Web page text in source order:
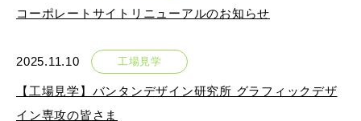
- 販促グッズ
- オンデマンド印刷
- 高精細印刷
- 設備一覧・沿革
- アクセス
- ぎぞらーず
- 工場見学のお問い合わせ
ブログ（印刷マニアック）
コーポレートサイトリニューアルのお知らせ
2025.11.10 工場見学
【工場見学】バンタンデザイン研究所 グラフィックデザ
イン専攻の皆さま